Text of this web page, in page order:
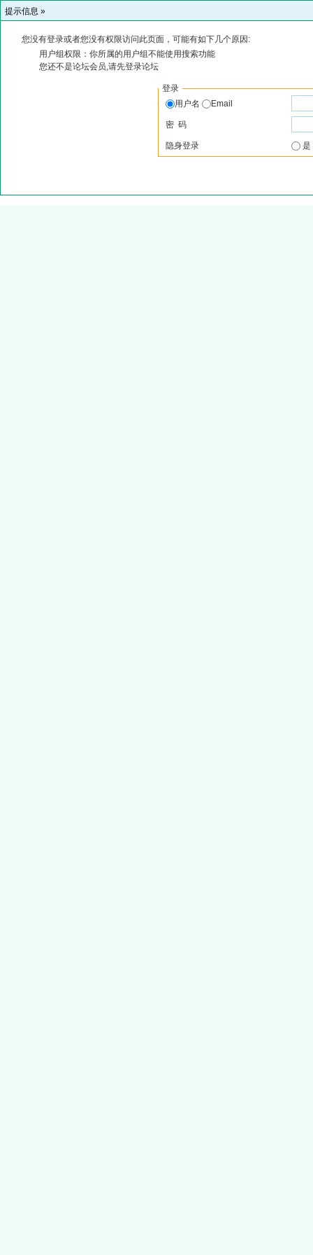
提示信息 »
您没有登录或者您没有权限访问此页面，可能有如下几个原因:
用户组权限：你所属的用户组不能使用搜索功能
您还不是论坛会员,请先登录论坛
登录
用户名
Email
密 码
隐身登录